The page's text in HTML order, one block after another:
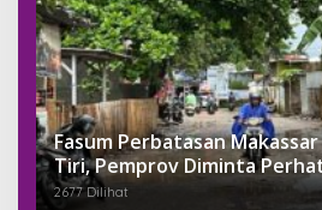
Fasum Perbatasan
Tiri, Pemprov Diminta
2677 Dilihat